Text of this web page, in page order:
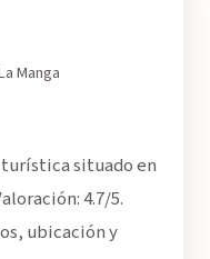
Manga
situado en
4.7/5.
ubicación y